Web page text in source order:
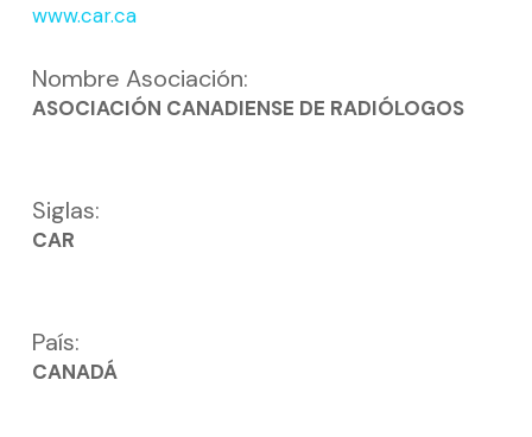
www.car.ca
Nombre Asociación:
ASOCIACIÓN CANADIENSE DE RADIÓLOGOS
Siglas:
CAR
País:
CANADÁ